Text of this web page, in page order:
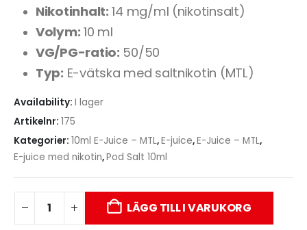
Nikotinhalt: 14 mg/ml (nikotinsalt)
Volym: 10 ml
VG/PG-ratio: 50/50
Typ: E-vätska med saltnikotin (MTL)
Availability: I lager
Artikelnr: 175
Kategorier: 10ml E-Juice – MTL,E-juice,E-Juice – MTL,
E-juice med nikotin,Pod Salt 10ml
LÄGG TILL I VARUKORG